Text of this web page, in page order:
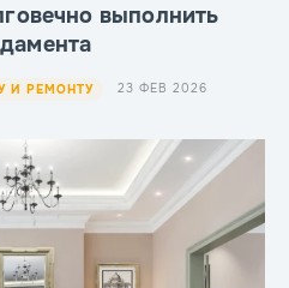
выполнить
И РЕМОНТУ 23 ФЕВ 2026